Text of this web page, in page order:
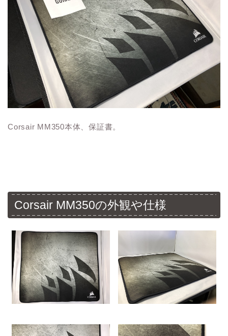
Corsair MM350本体、保証書。
Corsair MM350の外観や仕様